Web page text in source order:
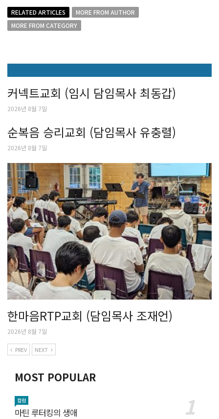
RELATED ARTICLES
MORE FROM AUTHOR
MORE FROM CATEGORY
커넥트교회 (임시 담임목사 최동갑)
2026년 8월 7일
순복음 승리교회 (담임목사 유충렬)
2026년 8월 7일
한마음RTP교회 (담임목사 조재언)
2026년 8월 7일
PREV NEXT
MOST POPULAR
컬럼
마틴 루터킹의 생애